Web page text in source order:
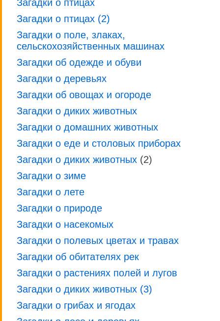
Загадки о птицах
Загадки о птицах (2)
Загадки о поле, злаках,
сельскохозяйственных машинах
Загадки об одежде и обуви
Загадки о деревьях
Загадки об овощах и огороде
Загадки о диких животных
Загадки о домашних животных
Загадки о еде и столовых приборах
Загадки о диких животных (2)
Загадки о зиме
Загадки о лете
Загадки о природе
Загадки о насекомых
Загадки о полевых цветах и травах
Загадки об обитателях рек
Загадки о растениях полей и лугов
Загадки о диких животных (3)
Загадки о грибах и ягодах